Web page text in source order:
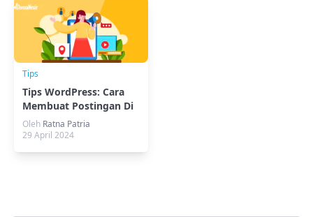
Tips
Tips WordPress: Cara
Membuat Postingan Di
WordPress
Oleh Ratna Patria
29 April 2024